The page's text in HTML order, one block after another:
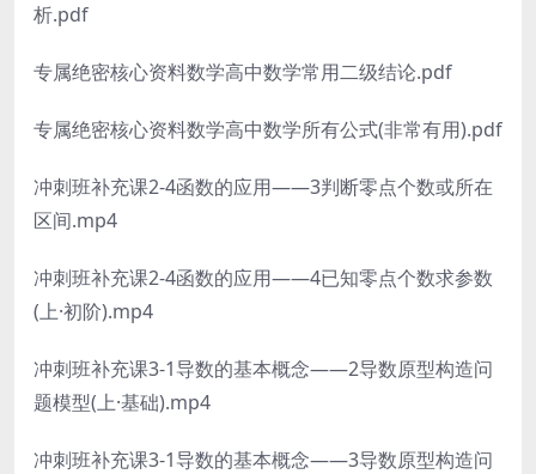
析.pdf
专属绝密核心资料数学高中数学常用二级结论.pdf
专属绝密核心资料数学高中数学所有公式(非常有用).pdf
冲刺班补充课2-4函数的应用——3判断零点个数或所在
区间.mp4
冲刺班补充课2-4函数的应用——4已知零点个数求参数
(上·初阶).mp4
冲刺班补充课3-1导数的基本概念——2导数原型构造问
题模型(上·基础).mp4
冲刺班补充课3-1导数的基本概念——3导数原型构造问